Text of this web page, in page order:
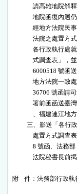
請高雄
地院函
經地方
法院之
各行政
式調查表
6000518
地方法院
36706
署前函
、福建連
三、影送「
處置方式
8 號函、
法院秘書長
附    件：法務部行政執